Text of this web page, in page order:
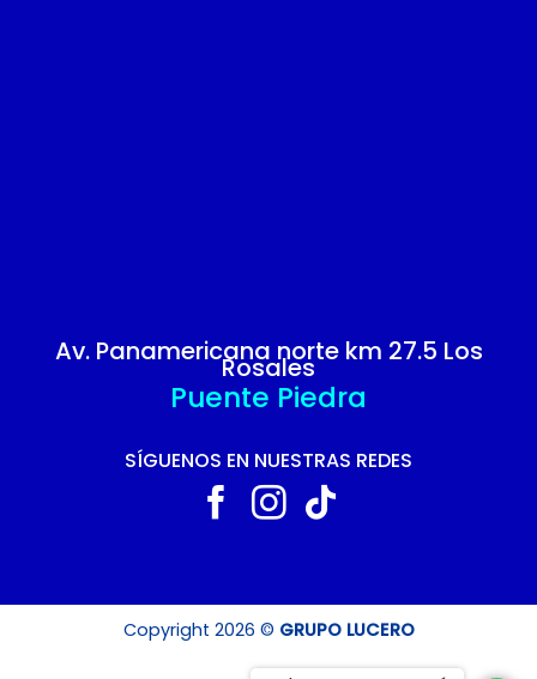
Av. Panamericana norte km 27.5 Los
Rosales
Puente Piedra
SÍGUENOS EN NUESTRAS REDES
Copyright 2026 © GRUPO LUCERO